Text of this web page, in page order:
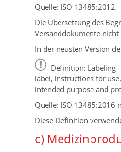
Quelle: ISO 13485:2012
Die Übersetzung des
Versanddokumente
In der neusten Version
Definition: Labeling
label, instructions for
intended purpose and
Quelle: ISO 13485:2016
Diese Definition
c)